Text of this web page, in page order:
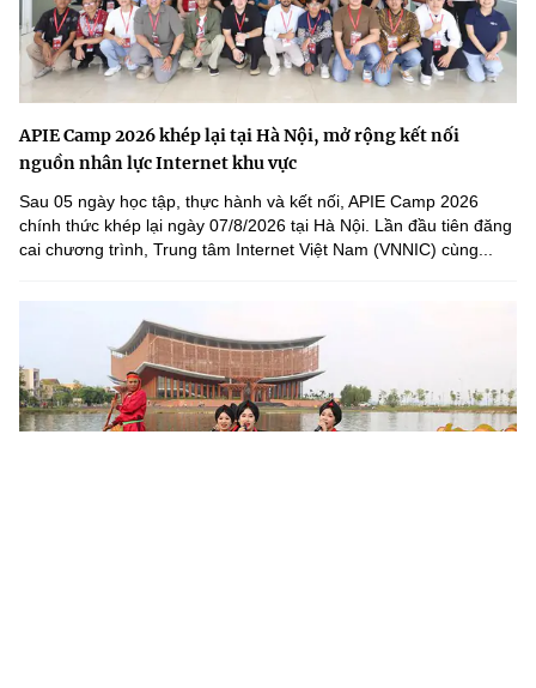
APIE Camp 2026 khép lại tại Hà Nội, mở rộng kết nối
nguồn nhân lực Internet khu vực
Sau 05 ngày học tập, thực hành và kết nối, APIE Camp 2026
chính thức khép lại ngày 07/8/2026 tại Hà Nội. Lần đầu tiên đăng
cai chương trình, Trung tâm Internet Việt Nam (VNNIC) cùng...